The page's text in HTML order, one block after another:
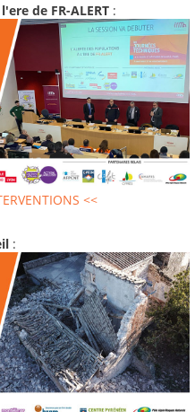
de FR-ALERT :
<<
: